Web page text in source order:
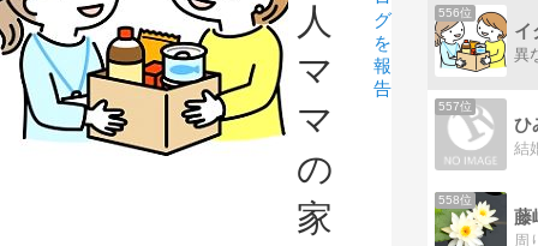
人
マ
マ
の
家
グ
を
報
告
556位
イ
557位
ひ
558位
藤